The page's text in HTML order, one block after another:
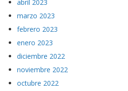
abril 2023
marzo 2023
febrero 2023
enero 2023
diciembre 2022
noviembre 2022
octubre 2022